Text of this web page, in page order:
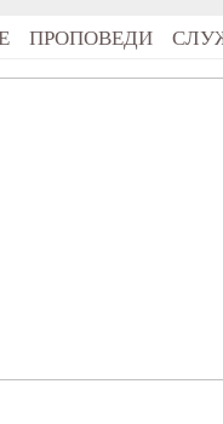
ПРОПОВЕДИ